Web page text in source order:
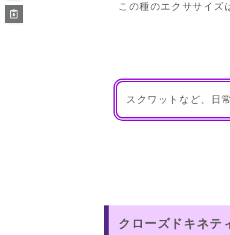
この種のエクササイズ
スクワットなど、日
クローズドキネテ